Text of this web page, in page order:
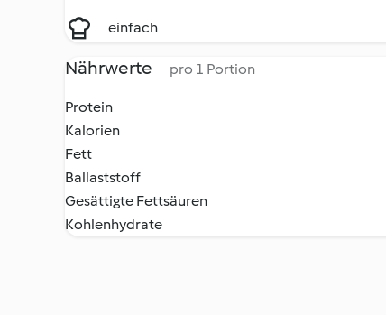
einfach
Nährwerte pro 1 Portion
Protein
Kalorien
Fett
Ballaststoff
Gesättigte Fettsäuren
Kohlenhydrate